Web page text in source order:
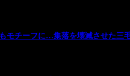
モチーフに…集落を壊滅させた三